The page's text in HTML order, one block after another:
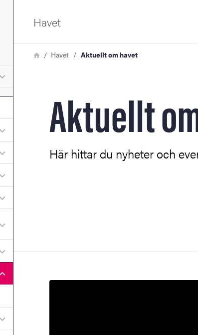
Huvudmeny för Göteborgs universitet
Undermeny för Forskning om havet
Undermeny för Kunskap om havet
Undermeny för Samverkan om havet
Undermeny för Utbildningar om havet
Undermeny för Hållbar utveckling och havet
Undermeny för Om oss
Undermeny för Aktuellt
Undermeny för Evenemang
Havet
LänkstigHemHavet Aktuellt om havet
Aktuellt
Här hittar du nyheter och